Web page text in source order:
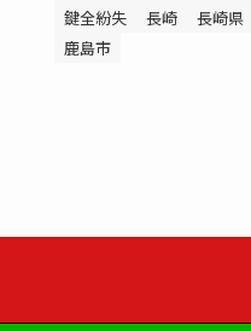
鍵全紛失
長崎 長崎県
鹿島市